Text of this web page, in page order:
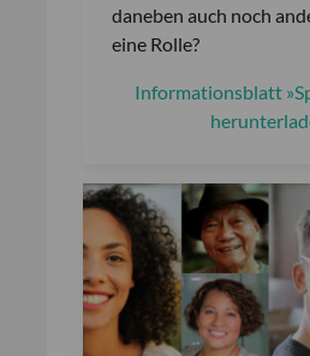
daneben auch noch
eine Rolle?
Informationsblatt